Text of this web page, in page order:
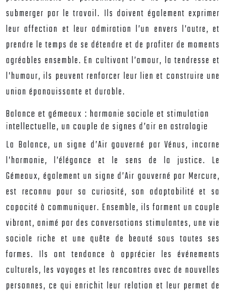
submerger par le travail. Ils doivent également exprimer
leur affection et leur admiration l’un envers l’autre, et
prendre le temps de se détendre et de profiter de moments
agréables ensemble. En cultivant l’amour, la tendresse et
l’humour, ils peuvent renforcer leur lien et construire une
union épanouissante et durable.
Balance et gémeaux : harmonie sociale et stimulation
intellectuelle, un couple de signes d’air en astrologie
La Balance, un signe d’Air gouverné par Vénus, incarne
l’harmonie, l’élégance et le sens de la justice. Le
Gémeaux, également un signe d’Air gouverné par Mercure,
est reconnu pour sa curiosité, son adaptabilité et sa
capacité à communiquer. Ensemble, ils forment un couple
vibrant, animé par des conversations stimulantes, une vie
sociale riche et une quête de beauté sous toutes ses
formes. Ils ont tendance à apprécier les événements
culturels, les voyages et les rencontres avec de nouvelles
personnes, ce qui enrichit leur relation et leur permet de